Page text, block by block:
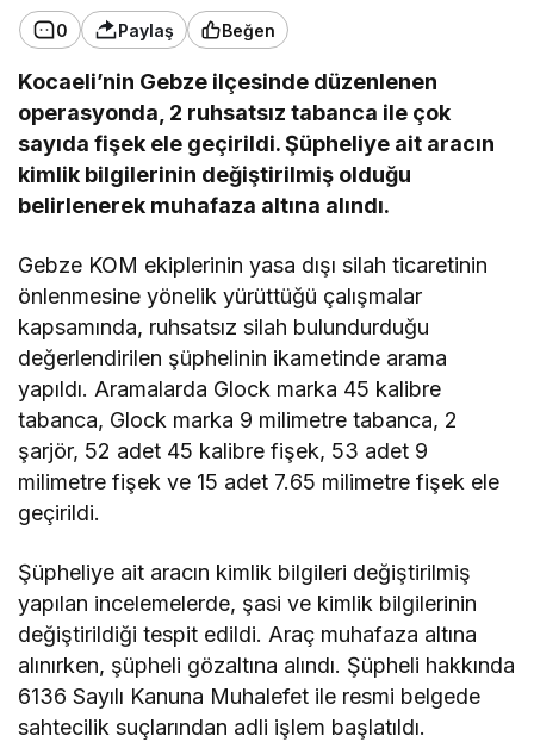
0 Paylaş Beğen
Kocaeli’nin Gebze ilçesinde düzenlenen
operasyonda, 2 ruhsatsız tabanca ile çok
sayıda fişek ele geçirildi. Şüpheliye ait aracın
kimlik bilgilerinin değiştirilmiş olduğu
belirlenerek muhafaza altına alındı.
Gebze KOM ekiplerinin yasa dışı silah ticaretinin
önlenmesine yönelik yürüttüğü çalışmalar
kapsamında, ruhsatsız silah bulundurduğu
değerlendirilen şüphelinin ikametinde arama
yapıldı. Aramalarda Glock marka 45 kalibre
tabanca, Glock marka 9 milimetre tabanca, 2
şarjör, 52 adet 45 kalibre fişek, 53 adet 9
milimetre fişek ve 15 adet 7.65 milimetre fişek ele
geçirildi.
Şüpheliye ait aracın kimlik bilgileri değiştirilmiş
yapılan incelemelerde, şasi ve kimlik bilgilerinin
değiştirildiği tespit edildi. Araç muhafaza altına
alınırken, şüpheli gözaltına alındı. Şüpheli hakkında
6136 Sayılı Kanuna Muhalefet ile resmi belgede
sahtecilik suçlarından adli işlem başlatıldı.